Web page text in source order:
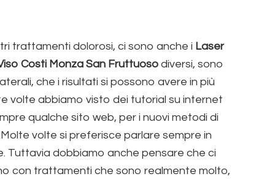
trattamenti dolorosi, ci sono anche i Laser
Costi Monza San Fruttuoso diversi, sono
che i risultati si possono avere in più
volte abbiamo visto dei tutorial su internet
qualche sito web, per i nuovi metodi di
volte si preferisce parlare sempre in
Tuttavia dobbiamo anche pensare che ci
con trattamenti che sono realmente molto,